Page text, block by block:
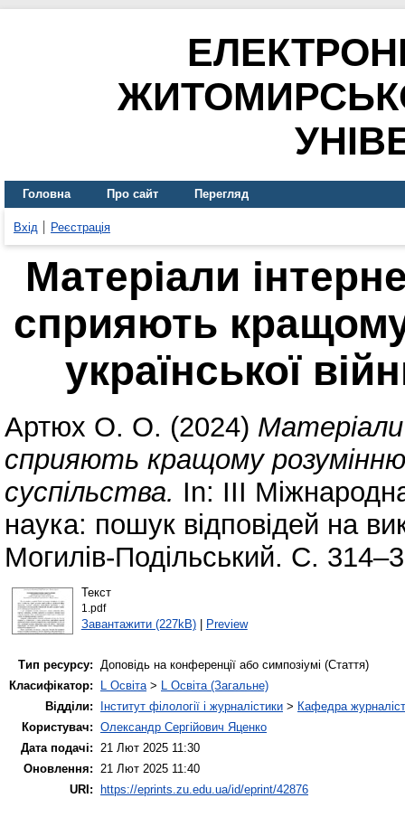
Головна Про сайт Перегляд
Вхід Реєстрація
Матеріали
сприяють
української
Артюх О. О. (2024)
сприяють кращому розумінню
суспільства. In: III
наука: пошук відповідей на
Могилів-Подільський. С.
Текст
1.pdf
Завантажити (227kB)| Preview
Тип ресурсу: Доповідь на конференції або симпозіумі (Стаття)
Класифікатор:
L Освіта> L Освіта (Загальне)
Відділи:
Інститут філології і журналістики > Кафедра
Користувач: Олександр Сергійович Яценко
Дата подачі: 21 Лют 2025 11:30
Оновлення: 21 Лют 2025 11:40
URI:
https://eprints.zu.edu.ua/id/eprint/42876